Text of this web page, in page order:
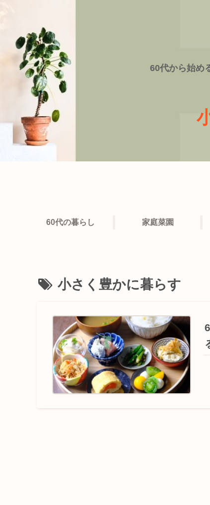
60代から始め
60代の暮らし 家庭菜園
小さく豊かに暮らす